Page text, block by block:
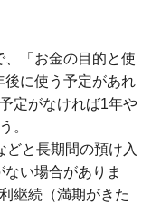
「お金の目的と使
後に使う予定があれ
定がなければ1年や
。
どと長期間の預け入
い場合がありま
継続（満期がきた